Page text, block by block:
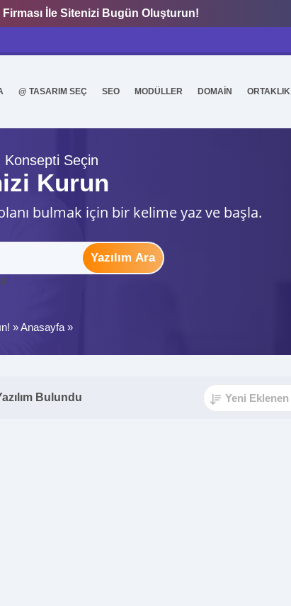
İle Sitenizi Bugün Oluşturun!
@ TASARIM SEÇ SEO MODÜLLER DOMAİN ORTAKLIK
Seçin
Kurun
bulmak için bir kelime yaz ve başla.
Yazılım Ara
»Anasayfa »
Bulundu